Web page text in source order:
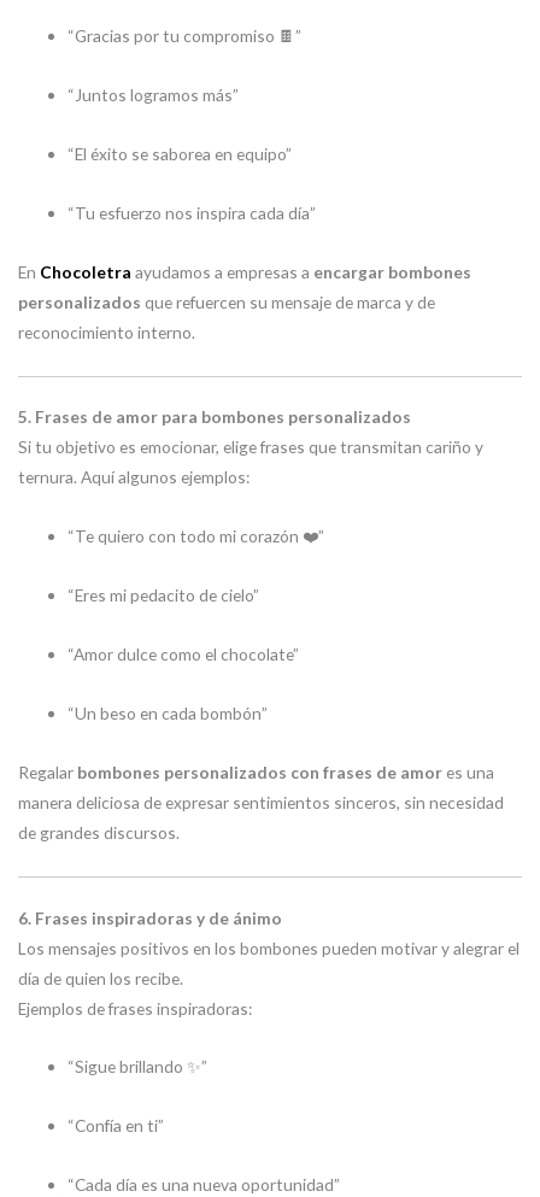
“Gracias por tu compromiso 🍫”
“Juntos logramos más”
“El éxito se saborea en equipo”
“Tu esfuerzo nos inspira cada día”
En Chocoletra ayudamos a empresas a encargar bombones
personalizados que refuercen su mensaje de marca y de
reconocimiento interno.
5. Frases de amor para bombones personalizados
Si tu objetivo es emocionar, elige frases que transmitan cariño y
ternura. Aquí algunos ejemplos:
“Te quiero con todo mi corazón ❤️”
“Eres mi pedacito de cielo”
“Amor dulce como el chocolate”
“Un beso en cada bombón”
Regalar bombones personalizados con frases de amor es una
manera deliciosa de expresar sentimientos sinceros, sin necesidad
de grandes discursos.
6. Frases inspiradoras y de ánimo
Los mensajes positivos en los bombones pueden motivar y alegrar el
día de quien los recibe.
Ejemplos de frases inspiradoras:
“Sigue brillando ✨”
“Confía en ti”
“Cada día es una nueva oportunidad”